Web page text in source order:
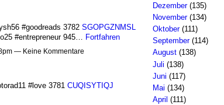
#goodreads 3782 SGOPGZNMSL
#entrepreneur 945… Fortfahren
— Keine Kommentare
#love 3781 CUQISYTIQJ
Dezember(135)
November(134)
Oktober(111)
September(114)
August(138)
Juli (138)
Juni (117)
Mai (134)
April (111)